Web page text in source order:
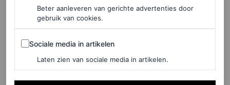
Hove worden de klassieke percepties van breiwerk
volledig uitgedaagd.
Beter aanleveren van gerichte advertenties door
gebruik van cookies.
Sociale media in artikelen
Sociale media in artikelen
Laten zien van sociale media in artikelen.